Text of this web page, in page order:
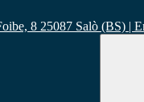
8 25087 Salò (BS) |